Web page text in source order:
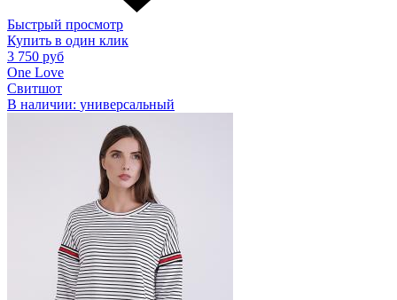
Быстрый просмотр
Купить в один клик
3 750 руб
One Love
Свитшот
В наличии: универсальный